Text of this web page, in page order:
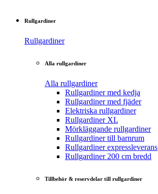
Rullgardiner
Rullgardiner
Alla rullgardiner
Alla rullgardiner
Rullgardiner med kedja
Rullgardiner med fjäder
Elektriska rullgardiner
Rullgardiner XL
Mörkläggande rullgardiner
Rullgardiner till barnrum
Rullgardiner expressleverans
Rullgardiner 200 cm bredd
Tillbehör & reservdelar till rullgardiner